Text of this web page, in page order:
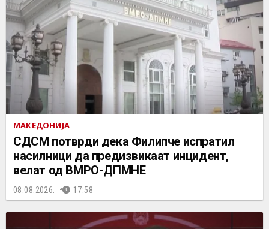
МАКЕДОНИЈА
СДСМ потврди дека Филипче испратил
насилници да предизвикаат инцидент,
велат од ВМРО-ДПМНЕ
08.08.2026. 17:58